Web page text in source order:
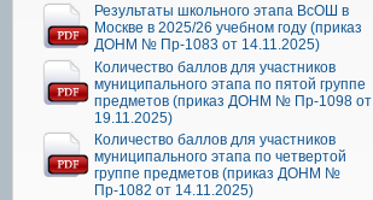
Результаты школьного этапа ВсОШ в
Москве в 2025/26 учебном году (приказ
ДОНМ № Пр-1083 от 14.11.2025)
Количество баллов для участников
муниципального этапа по пятой группе
предметов (приказ ДОНМ № Пр-1098 от
19.11.2025)
Количество баллов для участников
муниципального этапа по четвертой
группе предметов (приказ ДОНМ №
Пр-1082 от 14.11.2025)